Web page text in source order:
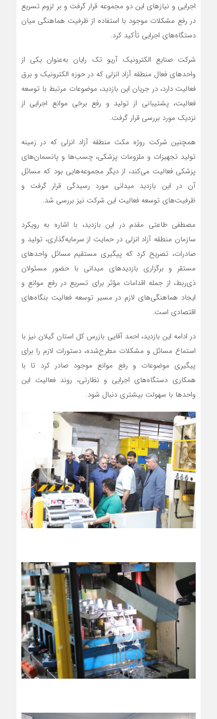
اجرایی و نیازهای این دو مجموعه قرار گرفت و بر لزوم تسریع
در رفع مشکلات موجود با استفاده از ظرفیت هماهنگی میان
دستگاه‌های اجرایی تأکید کرد.
شرکت صنایع الکترونیک آریو تک رایان به‌عنوان یکی از
واحدهای فعال منطقه آزاد انزلی که در حوزه الکترونیک و برق
فعالیت دارد، در جریان این بازدید، موضوعات مرتبط با توسعه
فعالیت، پشتیبانی از تولید و رفع برخی موانع اجرایی از
نزدیک مورد بررسی قرار گرفت.
همچنین شرکت روژه مکث منطقه آزاد انزلی که در زمینه
تولید تجهیزات و ملزومات پزشکی، چسب‌ها و پانسمان‌های
پزشکی فعالیت می‌کند، از دیگر مجموعه‌هایی بود که مسائل
آن در این بازدید میدانی مورد رسیدگی قرار گرفت و
ظرفیت‌های توسعه فعالیت این شرکت نیز بررسی شد.
مصطفی طاعتی مقدم در این بازدید، با اشاره به رویکرد
سازمان منطقه آزاد انزلی در حمایت از سرمایه‌گذاری، تولید و
صادرات، تصریح کرد که پیگیری مستقیم مسائل واحدهای
مستقر و برگزاری بازدیدهای میدانی با حضور مسئولان
ذی‌ربط، از جمله اقدامات مؤثر برای تسریع در رفع موانع و
ایجاد هماهنگی‌های لازم در مسیر توسعه فعالیت بنگاه‌های
اقتصادی است.
در ادامه این بازدید، احمد آقایی بازرس کل استان گیلان نیز با
استماع مسائل و مشکلات مطرح‌شده، دستورات لازم را برای
پیگیری موضوعات و رفع موانع موجود صادر کرد تا با
همکاری دستگاه‌های اجرایی و نظارتی، روند فعالیت این
واحدها با سهولت بیشتری دنبال شود.